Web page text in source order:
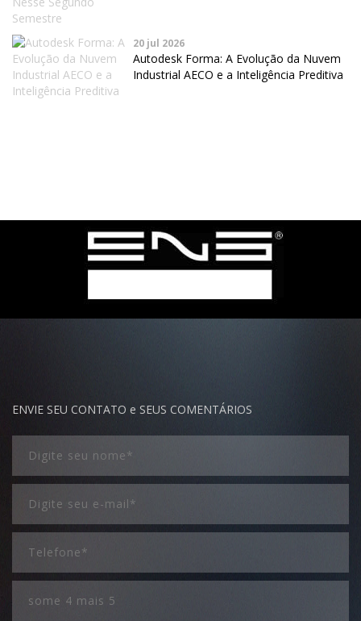
20 jul 2026
Autodesk Forma: A Evolução da Nuvem
Industrial AECO e a Inteligência Preditiva
ENVIE SEU CONTATO e SEUS COMENTÁRIOS